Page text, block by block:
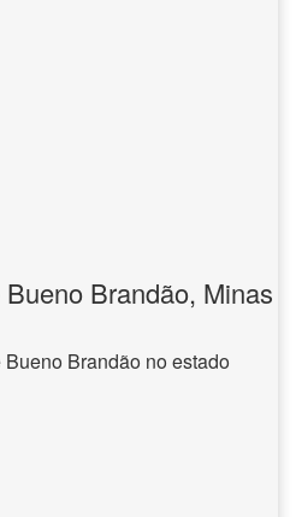
Brandão, Minas
Brandão no estado